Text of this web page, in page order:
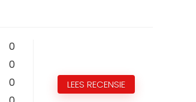
0
0
0 LEES RECENSIE